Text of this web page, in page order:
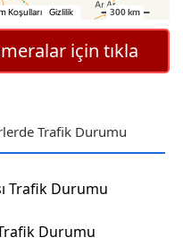
için tıkla
Trafik Durumu
Trafik Durumu
Durumu